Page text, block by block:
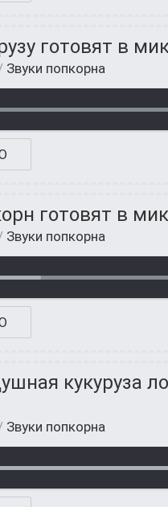
готовят в
Звуки попкорна
готовят в
Звуки попкорна
кукуруза
Звуки попкорна